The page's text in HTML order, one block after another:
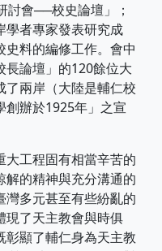
討會──校史論壇」；
學者專家發表研究成
料的編修工作。會中
長論壇」的120餘位大
了兩岸（大陸是輔仁校
創辦於1925年」之宣
工程固有相當辛苦的
解的精神與充分溝通的
灣多元甚至有些紛亂的
現了天主教會與時俱
彰顯了輔仁身為天主教